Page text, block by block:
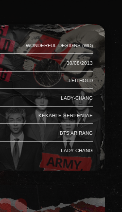
Wonderful Designs (WD)
30/08/2013
Leithold
Lady-Chang
Kekahi e Serpentae
BTS Arirang
Lady-Chang